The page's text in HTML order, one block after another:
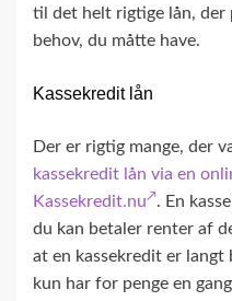
til det helt rigtige lån, der
behov, du måtte have.
Kassekredit lån
Der er rigtig mange, der
kassekredit lån via en
Kassekredit.nu
. En
du kan betaler renter af
at en kassekredit er langt
kun har for penge en